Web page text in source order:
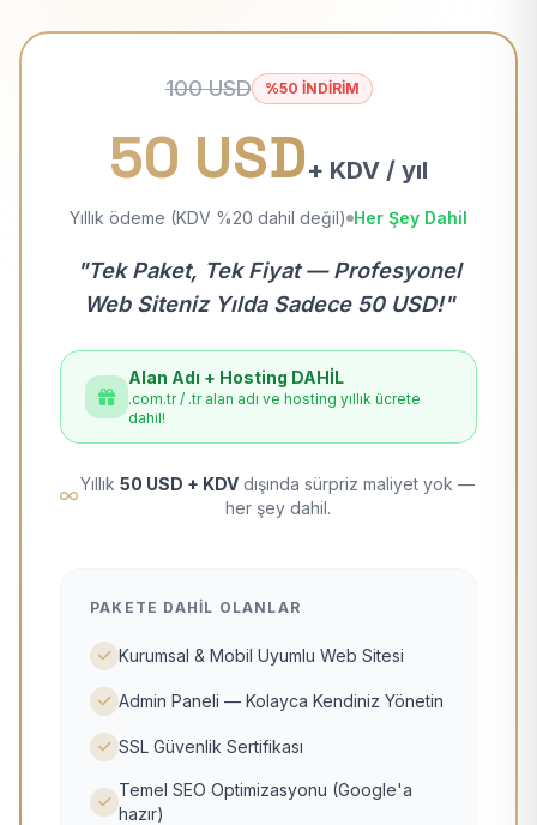
100 USD %50 İNDİRİM
50 USD+ KDV / yıl
Yıllık ödeme (KDV %20 dahil değil) Her Şey Dahil
"Tek Paket, Tek Fiyat — Profesyonel
Web Siteniz Yılda Sadece 50 USD!"
Alan Adı + Hosting DAHİL
.com.tr / .tr alan adı ve hosting yıllık ücrete
dahil!
Yıllık 50 USD + KDV dışında sürpriz maliyet yok —
her şey dahil.
PAKETE DAHIL OLANLAR
Kurumsal & Mobil Uyumlu Web Sitesi
Admin Paneli — Kolayca Kendiniz Yönetin
SSL Güvenlik Sertifikası
Temel SEO Optimizasyonu (Google'a
hazır)